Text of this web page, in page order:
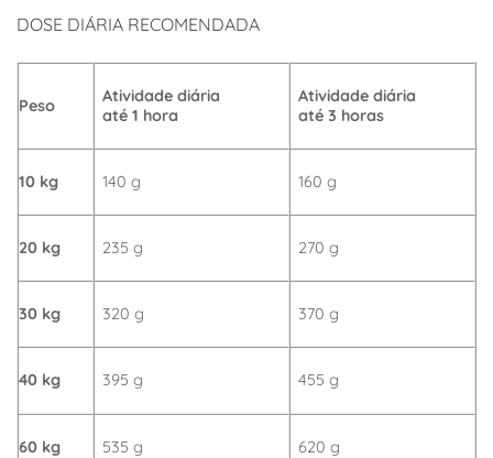
DOSE DIÁRIA RECOMENDADA
Peso
Atividade diária
até 1 hora
Atividade diária
até 3 horas
10 kg 140 g 160 g
20 kg 235 g 270 g
30 kg 320 g 370 g
40 kg 395 g 455 g
60 kg 535 g 620 g